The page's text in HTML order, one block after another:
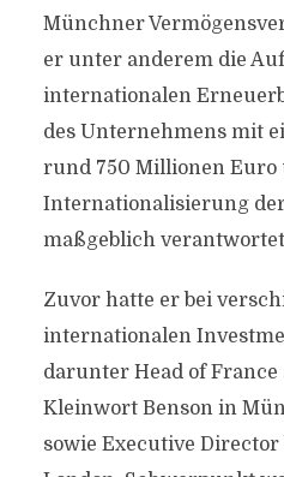
Münchner
er unter anderem die
internationalen
des Unternehmens mit
rund 750 Millionen Euro
Internationalisierung
maßgeblich
Zuvor hatte er bei
internationalen
darunter Head of France
Kleinwort Benson in
sowie Executive